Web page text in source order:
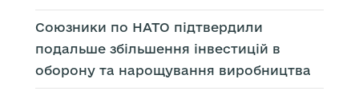
Союзники по НАТО підтвердили
подальше збільшення інвестицій в
оборону та нарощування виробництва